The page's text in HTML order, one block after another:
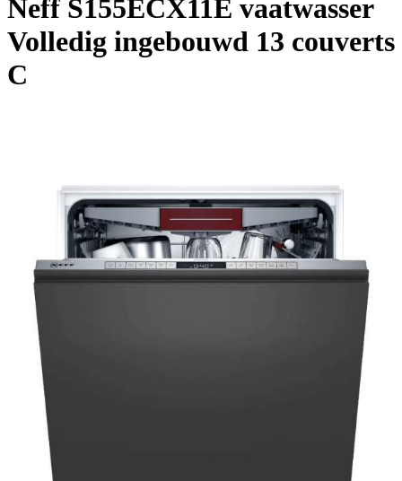
Neff S155ECX11E vaatwasser
Volledig ingebouwd 13 couverts
C